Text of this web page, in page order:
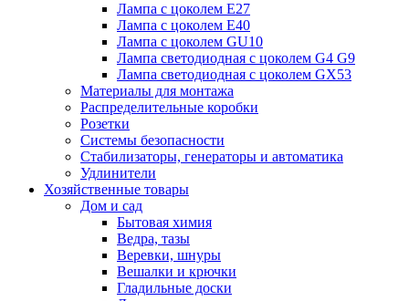
Лампа с цоколем E27
Лампа с цоколем E40
Лампа с цоколем GU10
Лампа светодиодная с цоколем G4 G9
Лампа светодиодная с цоколем GX53
Материалы для монтажа
Распределительные коробки
Розетки
Системы безопасности
Стабилизаторы, генераторы и автоматика
Удлинители
Хозяйственные товары
Дом и сад
Бытовая химия
Ведра, тазы
Веревки, шнуры
Вешалки и крючки
Гладильные доски